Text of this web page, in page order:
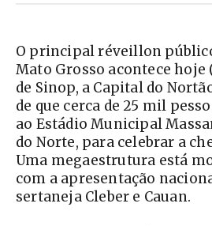
O principal réveillon
Mato Grosso acontece hoje
de Sinop, a Capital do
de que cerca de 25 mil
ao Estádio Municipal
do Norte, para celebrar a
Uma megaestrutura está
com a apresentação
sertaneja Cleber e Cauan.